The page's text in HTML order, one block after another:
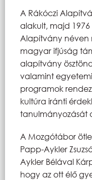
A Rákóczi
alakult, majd
Alapítvány néven
magyar ifjúság
alapítvány
valamint
programok
kultúra iránti
tanulmányozását
A Mozgótábor
Papp-Aykler
Aykler Bélával
hogy az ott élő